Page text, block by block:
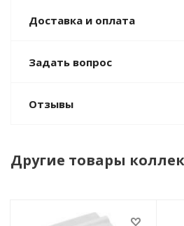
Доставка и оплата
Задать вопрос
Отзывы
Другие товары